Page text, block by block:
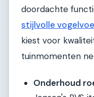
doordachte
stijlvolle
kiest voor
tuinmomenten
Onderhoud